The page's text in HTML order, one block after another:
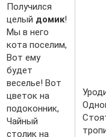
Получился
целый домик!
Мы в него
кота поселим,
Вот ему
будет
веселье! Вот
цветок на
подоконник,
Чайный
столик на